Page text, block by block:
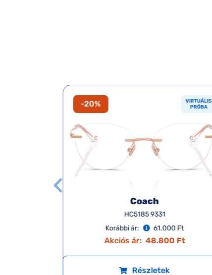
-20%
VIRTUÁLIS
PRÓBA
Coach
HC5185 9331
Korábbi ár:
61.000 Ft
Akciós ár: 48.800 Ft
Részletek